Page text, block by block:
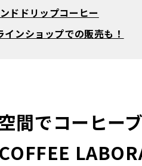
ドドリップコーヒー
ンショップでの販売も！
間でコーヒー